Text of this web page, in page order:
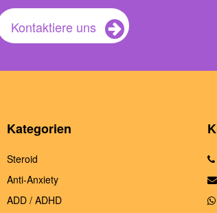
Kontaktiere uns
Kategorien
Steroid
Anti-Anxiety
ADD / ADHD